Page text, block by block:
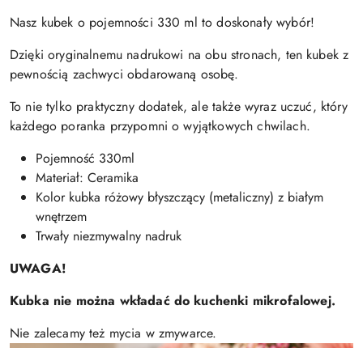
Nasz kubek o pojemności 330 ml to doskonały wybór!
Dzięki oryginalnemu nadrukowi na obu stronach, ten kubek z
pewnością zachwyci obdarowaną osobę.
To nie tylko praktyczny dodatek, ale także wyraz uczuć, który
każdego poranka przypomni o wyjątkowych chwilach.
Pojemność 330ml
Materiał: Ceramika
Kolor kubka różowy błyszczący (metaliczny) z białym
wnętrzem
Trwały niezmywalny nadruk
UWAGA!
Kubka nie można wkładać do kuchenki mikrofalowej.
Nie zalecamy też mycia w zmywarce.